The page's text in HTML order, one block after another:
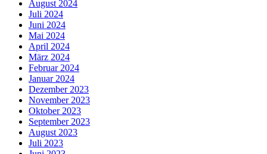
August 2024
Juli 2024
Juni 2024
Mai 2024
April 2024
März 2024
Februar 2024
Januar 2024
Dezember 2023
November 2023
Oktober 2023
September 2023
August 2023
Juli 2023